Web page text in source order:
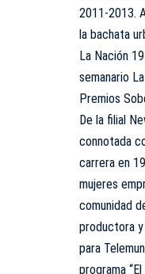
2011-2013.
la bachata
La Nación
semanario
Premios
De la filial
connotada
carrera en
mujeres
comunidad
productora
para
programa